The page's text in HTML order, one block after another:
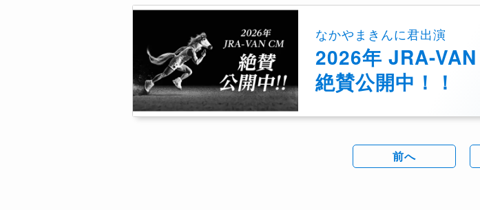
なかやまきんに君出演
2026年 JRA-
絶賛公開中！！
前へ